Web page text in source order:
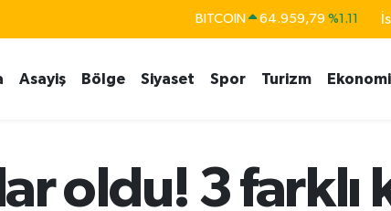
DOLAR 47,7436 %0.18
STERLİN 64,4811 %0.38
Asayiş Bölge Siyaset Spor Turizm Ekonomi
oldu! 3 farklı